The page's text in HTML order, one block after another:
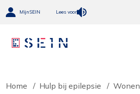
MijnSEIN Lees voor
Home Hulp bij epilepsie Wonen